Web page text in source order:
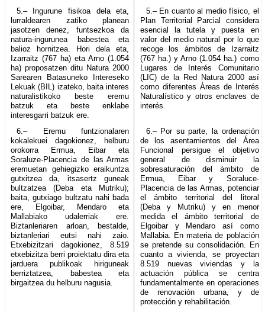
5.– Ingurune fisikoa dela eta,
lurraldearen zatiko planean
jasotzen denez, funtsezkoa da
natura-ingurunea babestea eta
balioz hornitzea. Hori dela eta,
Izarraitz (767 ha) eta Arno (1.054
ha) proposatzen ditu Natura 2000
Sarearen Batasuneko Intereseko
Lekuak (BIL) izateko, baita interes
naturalistikoko beste eremu
batzuk eta beste enklabe
interesgarri batzuk ere.
5.– En cuanto al medio físico, el
Plan Territorial Parcial considera
esencial la tutela y puesta en
valor del medio natural por lo que
recoge los ámbitos de Izarraitz
(767 ha.) y Arno (1.054 ha.) como
Lugares de Interés Comunitario
(LIC) de la Red Natura 2000 así
como diferentes Áreas de Interés
Naturalístico y otros enclaves de
interés.
6.– Eremu funtzionalaren
kokalekuei dagokionez, helburu
orokorra Ermua, Eibar eta
Soraluze-Placencia de las Armas
eremuetan gehiegizko eraikuntza
gutxitzea da, itsasertz guneak
bultzatzea (Deba eta Mutriku);
baita, gutxiago bultzatu nahi bada
ere, Elgoibar, Mendaro eta
Mallabiako udalerriak ere.
Biztanleriaren arloan, bestalde,
biztanleriari eutsi nahi zaio.
Etxebizitzari dagokionez, 8.519
etxebizitza berri proiektatu dira eta
jarduera publikoak hiriguneak
berriztatzea, babestea eta
birgaitzea du helburu nagusia.
6.– Por su parte, la ordenación
de los asentamientos del Área
Funcional persigue el objetivo
general de disminuir la
sobresaturación del ámbito de
Ermua, Eibar y Soraluce-
Placencia de las Armas, potenciar
el ámbito territorial del litoral
(Deba y Mutriku) y en menor
medida el ámbito territorial de
Elgoibar y Mendaro así como
Mallabia. En materia de población
se pretende su consolidación. En
cuanto a vivienda, se proyectan
8.519 nuevas viviendas y la
actuación pública se centra
fundamentalmente en operaciones
de renovación urbana, y de
protección y rehabilitación.